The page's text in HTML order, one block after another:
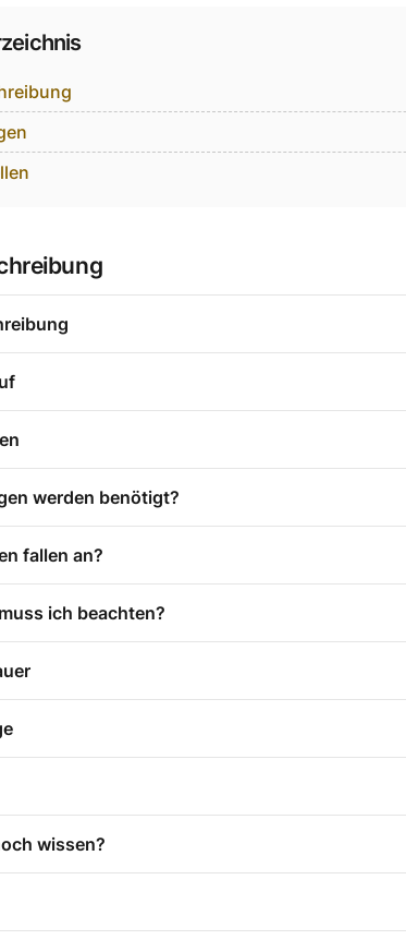
werden benötigt?
fallen an?
ich beachten?
wissen?